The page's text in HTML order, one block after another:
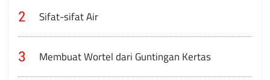
2 Sifat-sifat Air
3 Membuat Wortel dari Guntingan Kertas